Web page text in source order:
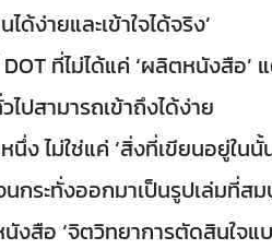
ง่ายและเข้าใจได้จริง’
ที่ไม่ได้แค่ ‘ผลิตหนังสือ’
ปสามารถเข้าถึงได้ง่าย
ง ไม่ใช่แค่ ‘สิ่งที่เขียนอยู่ใ
นกระทั่งออกมาเป็นรูปเล่มที่ส
งสือ ‘จิตวิทยาการตัดสินใจแ